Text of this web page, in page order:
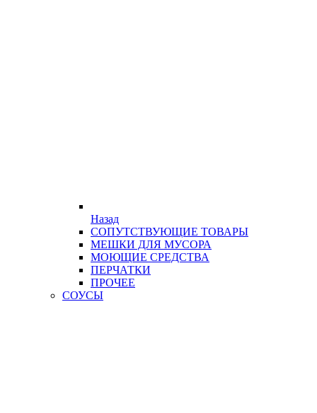
Назад
СОПУТСТВУЮЩИЕ ТОВАРЫ
МЕШКИ ДЛЯ МУСОРА
МОЮЩИЕ СРЕДСТВА
ПЕРЧАТКИ
ПРОЧЕЕ
СОУСЫ